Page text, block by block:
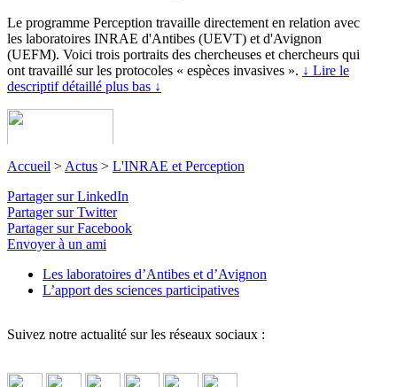
Le programme Perception travaille directement en relation avec
les laboratoires INRAE d'Antibes (UEVT) et d'Avignon
(UEFM). Voici trois portraits des chercheuses et chercheurs qui
ont travaillé sur les protocoles « espèces invasives ». ↓ Lire le
descriptif détaillé plus bas ↓
Accueil > Actus > L'INRAE et Perception
Partager sur LinkedIn
Partager sur Twitter
Partager sur Facebook
Envoyer à un ami
Les laboratoires d’Antibes et d’Avignon
L’apport des sciences participatives
Suivez notre actualité sur les réseaux sociaux :